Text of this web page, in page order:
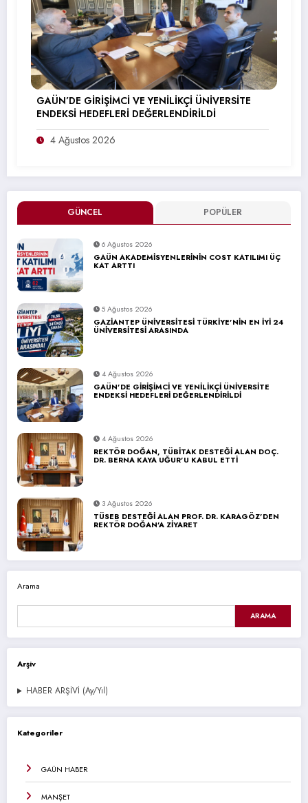
GÜNCEL POPÜLER
6 Ağustos 2026
GAÜN AKADEMİSYENLERİNİN COST KATILIMI ÜÇ
KAT ARTTI
5 Ağustos 2026
GAZİANTEP ÜNİVERSİTESİ TÜRKİYE’NİN EN İYİ 24
ÜNİVERSİTESİ ARASINDA
4 Ağustos 2026
GAÜN’DE GİRİŞİMCİ VE YENİLİKÇİ ÜNİVERSİTE
ENDEKSİ HEDEFLERİ DEĞERLENDİRİLDİ
4 Ağustos 2026
REKTÖR DOĞAN, TÜBİTAK DESTEĞİ ALAN DOÇ.
DR. BERNA KAYA UĞUR’U KABUL ETTİ
3 Ağustos 2026
TÜSEB DESTEĞİ ALAN PROF. DR. KARAGÖZ’DEN
REKTÖR DOĞAN’A ZİYARET
Arama
ARAMA
Arşiv
HABER ARŞİVİ (Ay/Yıl)
Kategoriler
GAÜN HABER
MANŞET
GAÜN’DE GİRİŞİMCİ VE YENİLİKÇİ ÜNİVERSİTE
ENDEKSİ HEDEFLERİ DEĞERLENDİRİLDİ
4 Ağustos 2026